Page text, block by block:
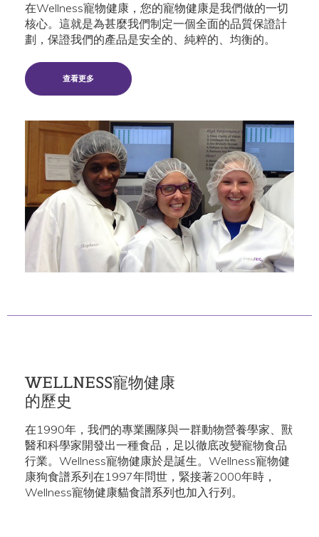
在Wellness寵物健康，您的寵物健康是我們做的一切
核心。這就是為甚麼我們制定一個全面的品質保證計
劃，保證我們的產品是安全的、純粹的、均衡的。
查看更多
WELLNESS寵物健康
的歷史
在1990年，我們的專業團隊與一群動物營養學家、獸
醫和科學家開發出一種食品，足以徹底改變寵物食品
行業。Wellness寵物健康於是誕生。Wellness寵物健
康狗食譜系列在1997年問世，緊接著2000年時，
Wellness寵物健康貓食譜系列也加入行列。